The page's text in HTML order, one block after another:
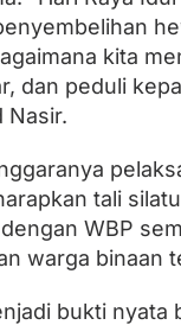
kita
dan peduli
Nasir.
tali
WBP
warga binaan
bukti nyata